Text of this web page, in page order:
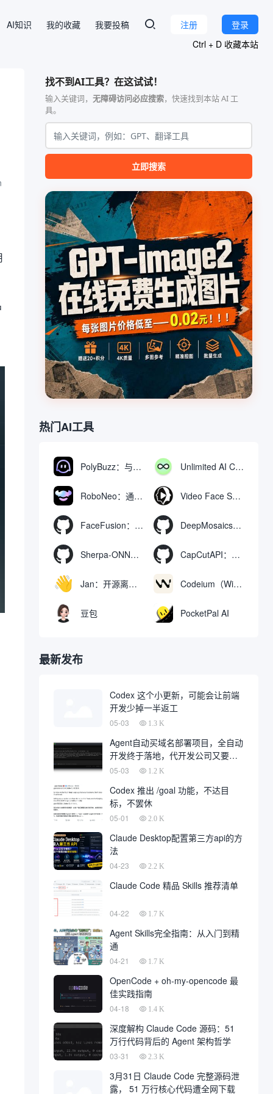
登录
注册
AI知识 我的收藏
我要投稿
Ctrl + D 收藏本站
找不到AI工具？在这试试！
输入关键词， 无障碍访问必应搜索，快速找到本站 AI 工
具。
立即搜索
热门AI工具
PolyBuzz：与AI角色互动的免费聊天与角色扮演平台 Unlimited AI Chat：免费无限制的AI聊天工具
RoboNeo：通过聊天生成和编辑视频与图像的AI工具 Video Face Swap
FaceFusion：视频换脸增强工具|语音同步视频嘴型动作 DeepMosaics：自动去除图像和视频中的马赛克，或向其添加马赛克
Sherpa-ONNX：使用ONNXRuntime实现离线语音识别和合成 CapCutAPI：自动化控制CapCut视频剪辑的开源工具
Jan：开源离线AI助手，ChatGPT 替代品，运行本地AI模型或连接云端AI Codeium（Windsurf Editor）：免费的AI代码补全与聊天工具，Windsurf以对话方式编写完整项目代码
豆包 PocketPal AI
最新发布
Codex 这个小更新，可能会让前端
开发少掉一半返工
05-03 1.3 K
Agent自动买域名部署项目，全自动
开发终于落地，代开发公司又要倒
一大片
05-03 1.2 K
Codex 推出 /goal 功能，不达目
标，不罢休
05-01 2.0 K
Claude Desktop配置第三方api的方
法
04-23 2.2 K
Claude Code 精品 Skills 推荐清单
04-22 1.7 K
Agent Skills完全指南：从入门到精
通
04-21 1.7 K
OpenCode + oh-my-opencode 最
佳实践指南
04-18 1.4 K
深度解构 Claude Code 源码：51
万行代码背后的 Agent 架构哲学
03-31 2.3 K
3月31日 Claude Code 完整源码泄
露， 51 万行核心代码遭全网下载